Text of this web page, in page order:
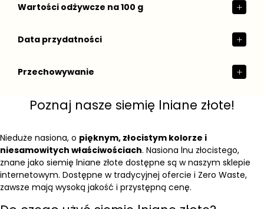
Wartości odżywcze na 100 g
Data przydatności
Przechowywanie
Poznaj nasze siemię lniane złote!
Nieduże nasiona, o pięknym, złocistym kolorze i
niesamowitych właściwościach. Nasiona lnu złocistego,
znane jako siemię lniane złote dostępne są w naszym sklepie
internetowym. Dostępne w tradycyjnej ofercie i Zero Waste,
zawsze mają wysoką jakość i przystępną cenę.